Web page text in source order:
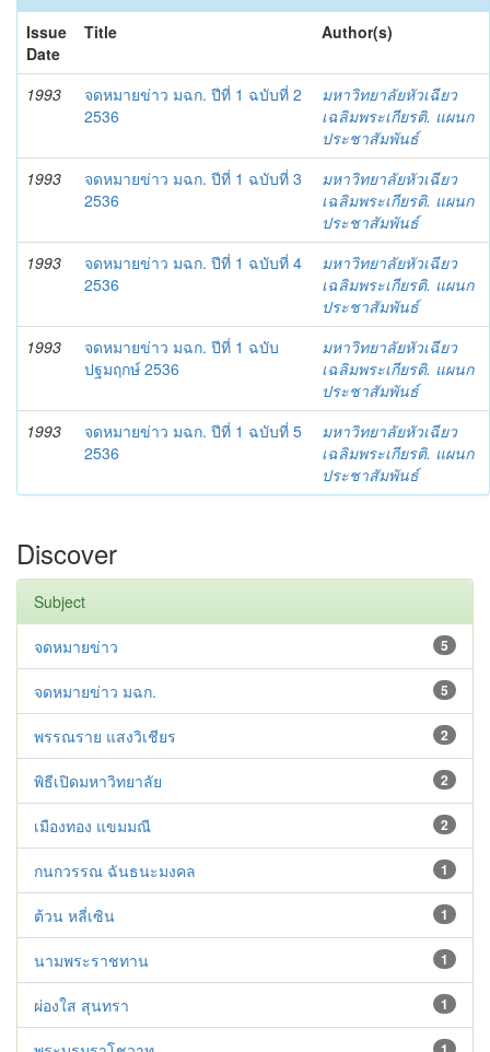
Issue
Date
Title Author(s)
1993
จดหมายข่าว มฉก. ปีที่ 1 ฉบับที่ 2
2536
มหาวิทยาลัยหัวเฉียว
เฉลิมพระเกียรติ. แผนก
ประชาสัมพันธ์
1993
จดหมายข่าว มฉก. ปีที่ 1 ฉบับที่ 3
2536
มหาวิทยาลัยหัวเฉียว
เฉลิมพระเกียรติ. แผนก
ประชาสัมพันธ์
1993
จดหมายข่าว มฉก. ปีที่ 1 ฉบับที่ 4
2536
มหาวิทยาลัยหัวเฉียว
เฉลิมพระเกียรติ. แผนก
ประชาสัมพันธ์
1993
จดหมายข่าว มฉก. ปีที่ 1 ฉบับ
ปฐมฤกษ์ 2536
มหาวิทยาลัยหัวเฉียว
เฉลิมพระเกียรติ. แผนก
ประชาสัมพันธ์
1993
จดหมายข่าว มฉก. ปีที่ 1 ฉบับที่ 5
2536
มหาวิทยาลัยหัวเฉียว
เฉลิมพระเกียรติ. แผนก
ประชาสัมพันธ์
Discover
Subject
5
จดหมายข่าว
5
จดหมายข่าว มฉก.
2
พรรณราย แสงวิเชียร
2
พิธีเปิดมหาวิทยาลัย
2
เมืองทอง แขมมณี
1
กนกวรรณ ฉันธนะมงคล
1
ต้วน หลี่เซิน
1
นามพระราชทาน
1
ผ่องใส สุนทรา